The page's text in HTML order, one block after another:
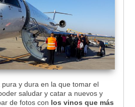
pura y dura en la que tomar el
saludar y catar a nuevos y
de fotos con los vinos que más